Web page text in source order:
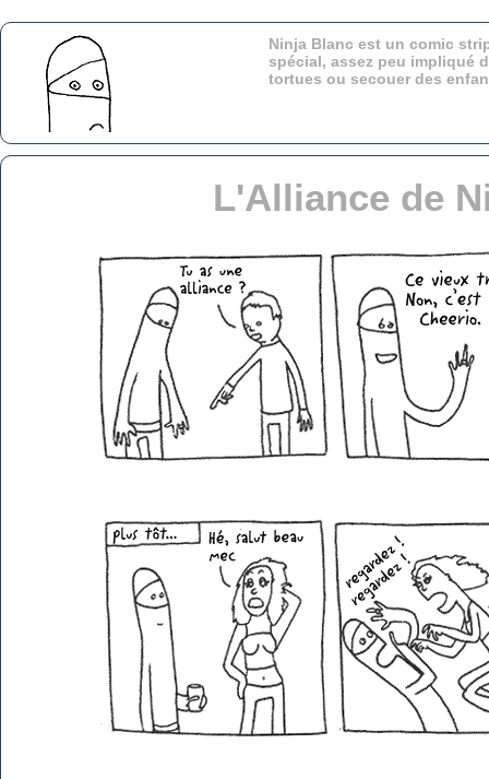
Ninja Blanc est un comic
spécial, assez peu impliqué
tortues ou secouer des
L'Alliance de